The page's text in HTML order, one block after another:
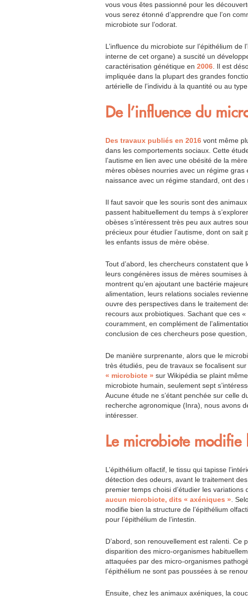
vous vous êtes passionné pour les
vous serez étonné d’apprendre que l’on
microbiote sur l’odorat.
L’influence du microbiote sur l’épithélium
interne de cet organe) a suscité un
caractérisation génétique en 2006. Il est
impliquée dans la plupart des grandes
artérielle de l’individu à la quantité ou au
De l’influence du
Des travaux publiés en 2016 vont même
dans les comportements sociaux. Cette
l’autisme en lien avec une obésité de la
mères obèses nourries avec un régime
naissance avec un régime standard, ont des
Il faut savoir que les souris sont des
passent habituellement du temps à
obèses s’intéressent très peu aux autres
précieux pour étudier l’autisme, dont on
les enfants issus de mère obèse.
Tout d’abord, les chercheurs constatent
leurs congénères issus de mères soumises
montrent qu’en ajoutant une bactérie
alimentation, leurs relations sociales
ouvre des perspectives dans le traitement
recours aux probiotiques. Sachant que ces
couramment, en complément de
conclusion de ces chercheurs pose
De manière surprenante, alors que le
très étudiés, peu de travaux se focalisent
« microbiote » sur Wikipédia se plaint
microbiote humain, seulement sept
Aucune étude ne s’étant penchée sur celle
recherche agronomique (Inra), nous avons
intéresser.
Le microbiote
L’épithélium olfactif, le tissu qui tapisse
détection des odeurs, avant le traitement
premier temps choisi d’étudier les variations
aucun microbiote, dits « axéniques ».
modifie bien la structure de l’épithélium
pour l’épithélium de l’intestin.
D’abord, son renouvellement est ralenti. Ce
disparition des micro-organismes
attaquées par des micro-organismes
l’épithélium ne sont pas poussées à se
Ensuite, chez les animaux axéniques, la